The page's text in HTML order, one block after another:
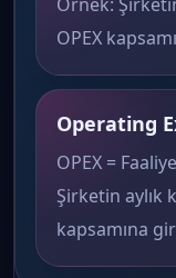
OPEX
Operating
OPEX =
Şirketin aylık
kapsamına